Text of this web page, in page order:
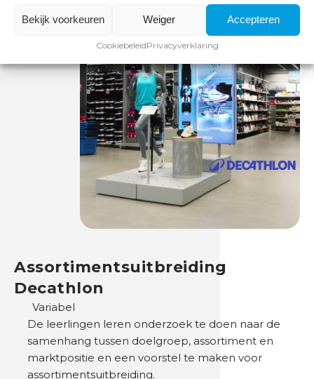
Accepteren
Weiger
Bekijk voorkeuren
CookiebeleidPrivacyverklaring
Assortimentsuitbreiding
Decathlon
Variabel
De leerlingen leren onderzoek te doen naar de
samenhang tussen doelgroep, assortiment en
marktpositie en een voorstel te maken voor
assortimentsuitbreiding.